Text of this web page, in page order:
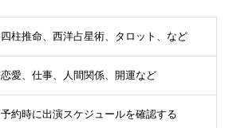
四柱推命、西洋占星術、タロット、など
恋愛、仕事、人間関係、開運など
予約時に出演スケジュールを確認する